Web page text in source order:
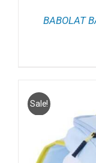
BABOLAT
Sale!